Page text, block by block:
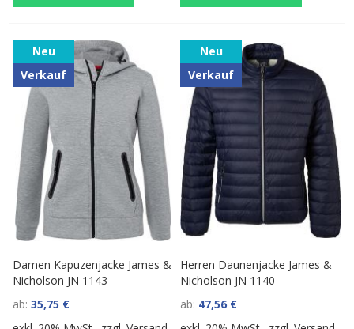
Neu
Verkauf
Damen Kapuzenjacke James &
Nicholson JN 1143
ab 35,75 €
Neu
Verkauf
Herren Daunenjacke James &
Nicholson JN 1140
ab 47,56 €